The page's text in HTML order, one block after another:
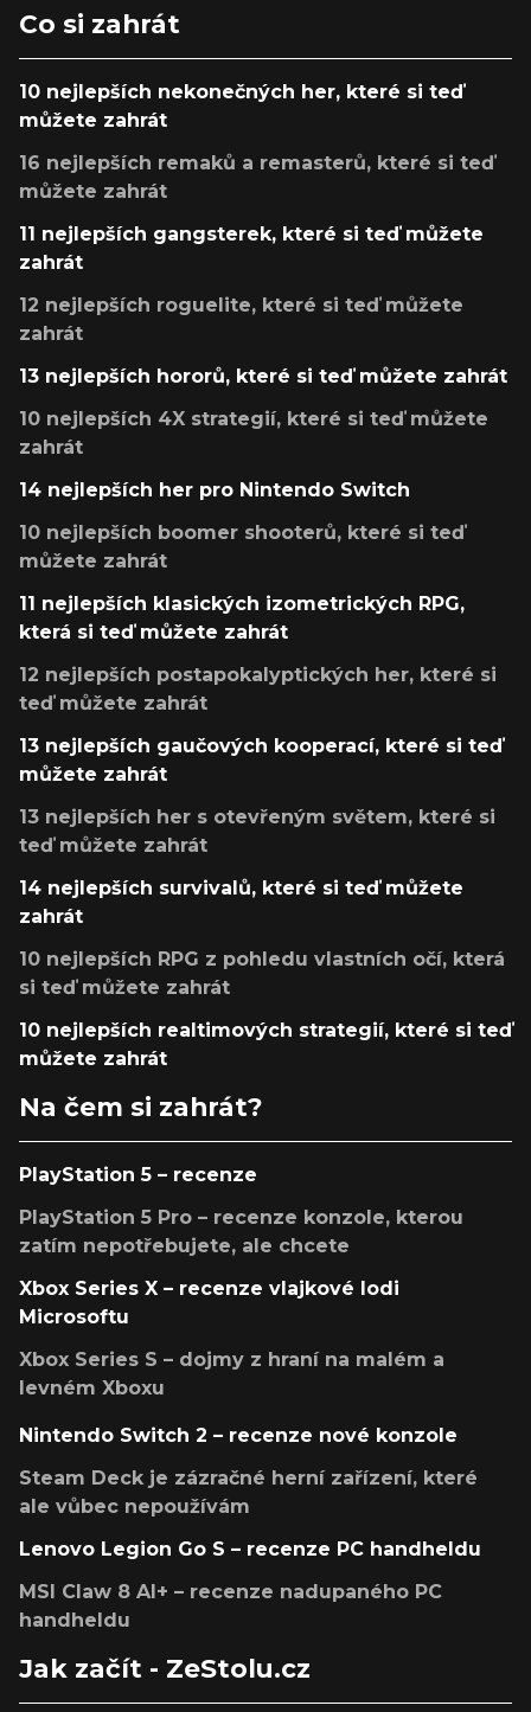
Co si zahrát
10 nejlepších nekonečných her, které si teď
můžete zahrát
16 nejlepších remaků a remasterů, které si teď
můžete zahrát
11 nejlepších gangsterek, které si teď můžete
zahrát
12 nejlepších roguelite, které si teď můžete
zahrát
13 nejlepších hororů, které si teď můžete zahrát
10 nejlepších 4X strategií, které si teď můžete
zahrát
14 nejlepších her pro Nintendo Switch
10 nejlepších boomer shooterů, které si teď
můžete zahrát
11 nejlepších klasických izometrických RPG,
která si teď můžete zahrát
12 nejlepších postapokalyptických her, které si
teď můžete zahrát
13 nejlepších gaučových kooperací, které si teď
můžete zahrát
13 nejlepších her s otevřeným světem, které si
teď můžete zahrát
14 nejlepších survivalů, které si teď můžete
zahrát
10 nejlepších RPG z pohledu vlastních očí, která
si teď můžete zahrát
10 nejlepších realtimových strategií, které si teď
můžete zahrát
Na čem si zahrát?
PlayStation 5 – recenze
PlayStation 5 Pro – recenze konzole, kterou
zatím nepotřebujete, ale chcete
Xbox Series X – recenze vlajkové lodi
Microsoftu
Xbox Series S – dojmy z hraní na malém a
levném Xboxu
Nintendo Switch 2 – recenze nové konzole
Steam Deck je zázračné herní zařízení, které
ale vůbec nepoužívám
Lenovo Legion Go S – recenze PC handheldu
MSI Claw 8 AI+ – recenze nadupaného PC
handheldu
Jak začít - ZeStolu.cz